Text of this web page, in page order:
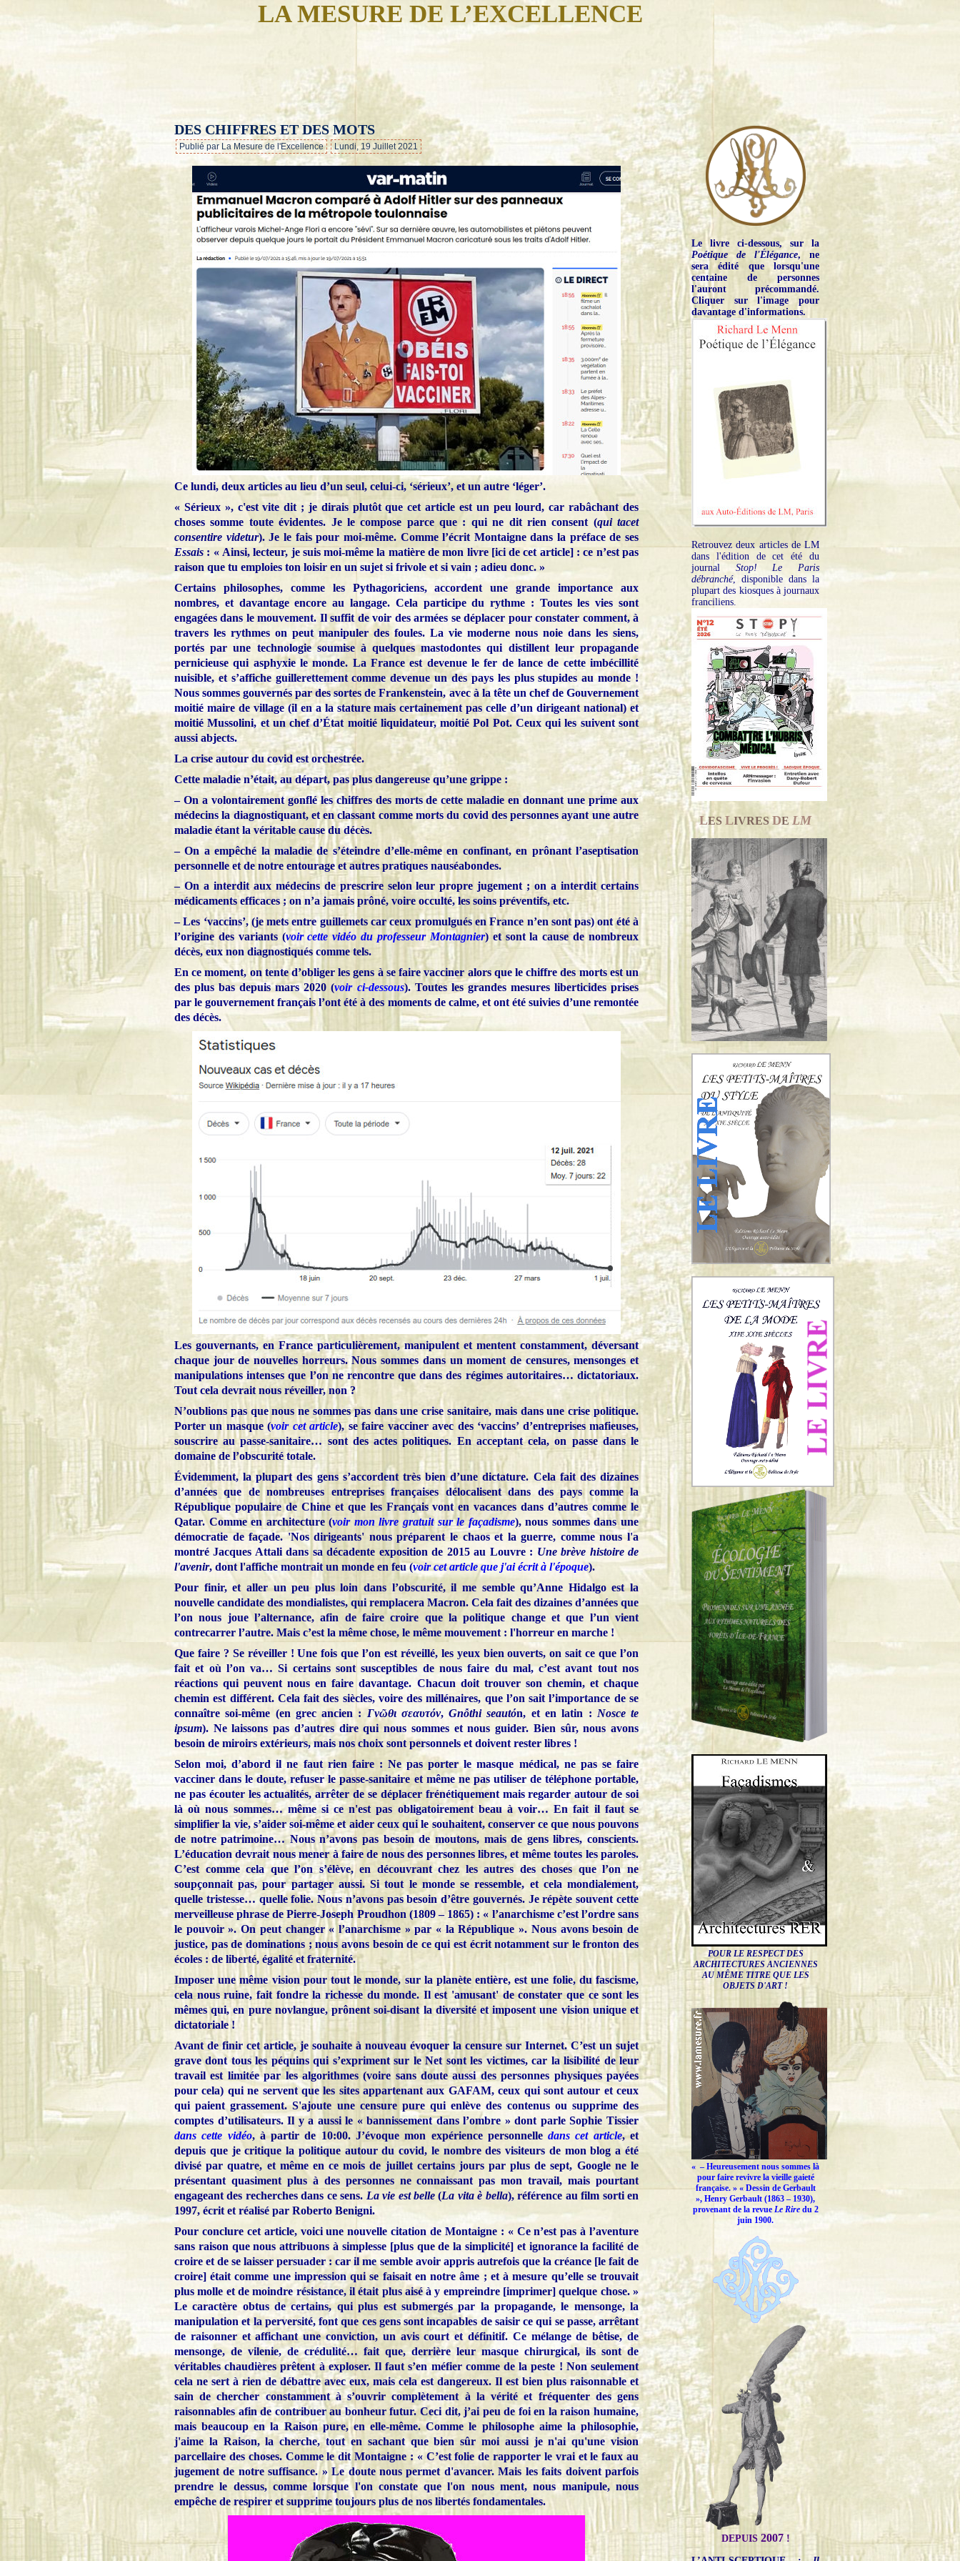
LA MESURE DE L’EXCELLENCE
…
DES CHIFFRES ET DES MOTS
Publié par La Mesure de l'Excellence Lundi, 19 Juillet 2021
Ce lundi, deux articles au lieu d’un seul, celui-ci, ‘sérieux’, et un autre ‘léger’.
« Sérieux », c'est vite dit ; je dirais plutôt que cet article est un peu lourd, car rabâchant des
choses somme toute évidentes. Je le compose parce que : qui ne dit rien consent (qui tacet
consentire videtur). Je le fais pour moi-même. Comme l’écrit Montaigne dans la préface de ses
Essais : « Ainsi, lecteur, je suis moi-même la matière de mon livre [ici de cet article] : ce n’est pas
raison que tu emploies ton loisir en un sujet si frivole et si vain ; adieu donc. »
Certains philosophes, comme les Pythagoriciens, accordent une grande importance aux
nombres, et davantage encore au langage. Cela participe du rythme : Toutes les vies sont
engagées dans le mouvement. Il suffit de voir des armées se déplacer pour constater comment, à
travers les rythmes on peut manipuler des foules. La vie moderne nous noie dans les siens,
portés par une technologie soumise à quelques mastodontes qui distillent leur propagande
pernicieuse qui asphyxie le monde. La France est devenue le fer de lance de cette imbécillité
nuisible, et s’affiche guillerettement comme devenue un des pays les plus stupides au monde !
Nous sommes gouvernés par des sortes de Frankenstein, avec à la tête un chef de Gouvernement
moitié maire de village (il en a la stature mais certainement pas celle d’un dirigeant national) et
moitié Mussolini, et un chef d’État moitié liquidateur, moitié Pol Pot. Ceux qui les suivent sont
aussi abjects.
La crise autour du covid est orchestrée.
Cette maladie n’était, au départ, pas plus dangereuse qu’une grippe :
– On a volontairement gonflé les chiffres des morts de cette maladie en donnant une prime aux
médecins la diagnostiquant, et en classant comme morts du covid des personnes ayant une autre
maladie étant la véritable cause du décès.
– On a empêché la maladie de s’éteindre d’elle-même en confinant, en prônant l’aseptisation
personnelle et de notre entourage et autres pratiques nauséabondes.
– On a interdit aux médecins de prescrire selon leur propre jugement ; on a interdit certains
médicaments efficaces ; on n’a jamais prôné, voire occulté, les soins préventifs, etc.
– Les ‘vaccins’, (je mets entre guillemets car ceux promulgués en France n’en sont pas) ont été à
l’origine des variants (voir cette vidéo du professeur Montagnier) et sont la cause de nombreux
décès, eux non diagnostiqués comme tels.
En ce moment, on tente d’obliger les gens à se faire vacciner alors que le chiffre des morts est un
des plus bas depuis mars 2020 (voir ci-dessous). Toutes les grandes mesures liberticides prises
par le gouvernement français l’ont été à des moments de calme, et ont été suivies d’une remontée
des décès.
Les gouvernants, en France particulièrement, manipulent et mentent constamment, déversant
chaque jour de nouvelles horreurs. Nous sommes dans un moment de censures, mensonges et
manipulations intenses que l’on ne rencontre que dans des régimes autoritaires… dictatoriaux.
Tout cela devrait nous réveiller, non ?
N’oublions pas que nous ne sommes pas dans une crise sanitaire, mais dans une crise politique.
Porter un masque (voir cet article), se faire vacciner avec des ‘vaccins’ d’entreprises mafieuses,
souscrire au passe-sanitaire… sont des actes politiques. En acceptant cela, on passe dans le
domaine de l’obscurité totale.
Évidemment, la plupart des gens s’accordent très bien d’une dictature. Cela fait des dizaines
d’années que de nombreuses entreprises françaises délocalisent dans des pays comme la
République populaire de Chine et que les Français vont en vacances dans d’autres comme le
Qatar. Comme en architecture (voir mon livre gratuit sur le façadisme), nous sommes dans une
démocratie de façade. 'Nos dirigeants' nous préparent le chaos et la guerre, comme nous l'a
montré Jacques Attali dans sa décadente exposition de 2015 au Louvre : Une brève histoire de
l'avenir, dont l'affiche montrait un monde en feu (voir cet article que j'ai écrit à l'époque).
Pour finir, et aller un peu plus loin dans l’obscurité, il me semble qu’Anne Hidalgo est la
nouvelle candidate des mondialistes, qui remplacera Macron. Cela fait des dizaines d’années que
l’on nous joue l’alternance, afin de faire croire que la politique change et que l’un vient
contrecarrer l’autre. Mais c’est la même chose, le même mouvement : l'horreur en marche !
Que faire ? Se réveiller ! Une fois que l’on est réveillé, les yeux bien ouverts, on sait ce que l’on
fait et où l’on va… Si certains sont susceptibles de nous faire du mal, c’est avant tout nos
réactions qui peuvent nous en faire davantage. Chacun doit trouver son chemin, et chaque
chemin est différent. Cela fait des siècles, voire des millénaires, que l’on sait l’importance de se
connaître soi-même (en grec ancien : Γνῶθι σεαυτόν,Gnỗthi seautόn, et en latin : Nosce te
ipsum). Ne laissons pas d’autres dire qui nous sommes et nous guider. Bien sûr, nous avons
besoin de miroirs extérieurs, mais nos choix sont personnels et doivent rester libres !
Selon moi, d’abord il ne faut rien faire : Ne pas porter le masque médical, ne pas se faire
vacciner dans le doute, refuser le passe-sanitaire et même ne pas utiliser de téléphone portable,
ne pas écouter les actualités, arrêter de se déplacer frénétiquement mais regarder autour de soi
là où nous sommes… même si ce n'est pas obligatoirement beau à voir… En fait il faut se
simplifier la vie, s’aider soi-même et aider ceux qui le souhaitent, conserver ce que nous pouvons
de notre patrimoine… Nous n’avons pas besoin de moutons, mais de gens libres, conscients.
L’éducation devrait nous mener à faire de nous des personnes libres, et même toutes les paroles.
C’est comme cela que l’on s’élève, en découvrant chez les autres des choses que l’on ne
soupçonnait pas, pour partager aussi. Si tout le monde se ressemble, et cela mondialement,
quelle tristesse… quelle folie. Nous n’avons pas besoin d’être gouvernés. Je répète souvent cette
merveilleuse phrase de Pierre-Joseph Proudhon (1809 – 1865) : « l’anarchisme c’est l’ordre sans
le pouvoir ». On peut changer « l’anarchisme » par « la République ». Nous avons besoin de
justice, pas de dominations ; nous avons besoin de ce qui est écrit notamment sur le fronton des
écoles : de liberté, égalité et fraternité.
Imposer une même vision pour tout le monde, sur la planète entière, est une folie, du fascisme,
cela nous ruine, fait fondre la richesse du monde. Il est 'amusant' de constater que ce sont les
mêmes qui, en pure novlangue, prônent soi-disant la diversité et imposent une vision unique et
dictatoriale !
Avant de finir cet article, je souhaite à nouveau évoquer la censure sur Internet. C’est un sujet
grave dont tous les péquins qui s’expriment sur le Net sont les victimes, car la lisibilité de leur
travail est limitée par les algorithmes (voire sans doute aussi des personnes physiques payées
pour cela) qui ne servent que les sites appartenant aux GAFAM, ceux qui sont autour et ceux
qui paient grassement. S'ajoute une censure pure qui enlève des contenus ou supprime des
comptes d’utilisateurs. Il y a aussi le « bannissement dans l’ombre » dont parle Sophie Tissier
dans cette vidéo, à partir de 10:00. J’évoque mon expérience personnelledans cet article, et
depuis que je critique la politique autour du covid, le nombre des visiteurs de mon blog a été
divisé par quatre, et même en ce mois de juillet certains jours par plus de sept, Google ne le
présentant quasiment plus à des personnes ne connaissant pas mon travail, mais pourtant
engageant des recherches dans ce sens. La vie est belle(La vita è bella), référence au film sorti en
1997, écrit et réalisé par Roberto Benigni.
Pour conclure cet article, voici une nouvelle citation de Montaigne : « Ce n’est pas à l’aventure
sans raison que nous attribuons à simplesse [plus que de la simplicité] et ignorance la facilité de
croire et de se laisser persuader : car il me semble avoir appris autrefois que la créance [le fait de
croire] était comme une impression qui se faisait en notre âme ; et à mesure qu’elle se trouvait
plus molle et de moindre résistance, il était plus aisé à y empreindre [imprimer] quelque chose. »
Le caractère obtus de certains, qui plus est submergés par la propagande, le mensonge, la
manipulation et la perversité, font que ces gens sont incapables de saisir ce qui se passe, arrêtant
de raisonner et affichant une conviction, un avis court et définitif. Ce mélange de bêtise, de
mensonge, de vilenie, de crédulité… fait que, derrière leur masque chirurgical, ils sont de
véritables chaudières prêtent à exploser. Il faut s’en méfier comme de la peste ! Non seulement
cela ne sert à rien de débattre avec eux, mais cela est dangereux. Il est bien plus raisonnable et
sain de chercher constamment à s’ouvrir complètement à la vérité et fréquenter des gens
raisonnables afin de contribuer au bonheur futur. Ceci dit, j’ai peu de foi en la raison humaine,
mais beaucoup en la Raison pure, en elle-même. Comme le philosophe aime la philosophie,
j'aime la Raison, la cherche, tout en sachant que bien sûr moi aussi je n'ai qu'une vision
parcellaire des choses. Comme le dit Montaigne : « C’est folie de rapporter le vrai et le faux au
jugement de notre suffisance. » Le doute nous permet d'avancer. Mais les faits doivent parfois
prendre le dessus, comme lorsque l'on constate que l'on nous ment, nous manipule, nous
empêche de respirer et supprime toujours plus de nos libertés fondamentales.
Le livre ci-dessous, sur la
Poétique de l'Élégance, ne
sera édité que lorsqu'une
centaine de personnes
l'auront précommandé.
Cliquer sur l'image pour
davantage d'informations.
Retrouvez deux articles de LM
dans l'édition de cet été du
journal Stop! Le Paris
débranché, disponible dans la
plupart des kiosques à journaux
franciliens.
LES LIVRESDE LM
POUR LE RESPECT DES
ARCHITECTURES ANCIENNES
AU MÊME TITRE QUE LES
OBJETS D'ART !
« – Heureusement nous sommes là
pour faire revivre la vieille gaieté
française.» « Dessin de Gerbault
», Henry Gerbault (1863 – 1930),
provenant de la revue Le Riredu 2
juin 1900.
DEPUIS 2007!